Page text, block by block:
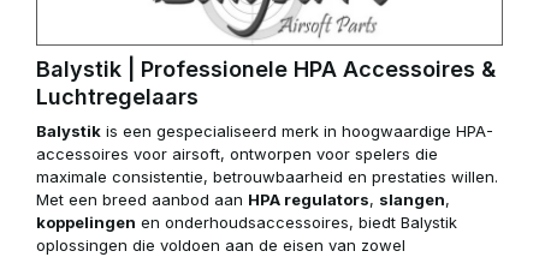
Balystik | Professionele HPA Accessoires &
Luchtregelaars
Balystik is een gespecialiseerd merk in hoogwaardige HPA-
accessoires voor airsoft, ontworpen voor spelers die
maximale consistentie, betrouwbaarheid en prestaties willen.
Met een breed aanbod aan HPA regulators, slangen,
koppelingen en onderhoudsaccessoires, biedt Balystik
oplossingen die voldoen aan de eisen van zowel